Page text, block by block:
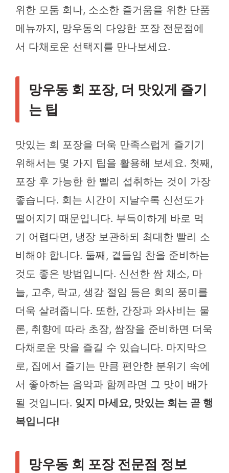
위한 모둠 회나, 소소한 즐거움을 위한 단품
메뉴까지, 망우동의 다양한 포장 전문점에
서 다채로운 선택지를 만나보세요.
망우동 회 포장, 더 맛있게 즐기
는 팁
맛있는 회 포장을 더욱 만족스럽게 즐기기
위해서는 몇 가지 팁을 활용해 보세요. 첫째,
포장 후 가능한 한 빨리 섭취하는 것이 가장
좋습니다. 회는 시간이 지날수록 신선도가
떨어지기 때문입니다. 부득이하게 바로 먹
기 어렵다면, 냉장 보관하되 최대한 빨리 소
비해야 합니다. 둘째, 곁들임 찬을 준비하는
것도 좋은 방법입니다. 신선한 쌈 채소, 마
늘, 고추, 락교, 생강 절임 등은 회의 풍미를
더욱 살려줍니다. 또한, 간장과 와사비는 물
론, 취향에 따라 초장, 쌈장을 준비하면 더욱
다채로운 맛을 즐길 수 있습니다. 마지막으
로, 집에서 즐기는 만큼 편안한 분위기 속에
서 좋아하는 음악과 함께라면 그 맛이 배가
될 것입니다. 잊지 마세요, 맛있는 회는 곧 행
복입니다!
망우동 회 포장 전문점 정보